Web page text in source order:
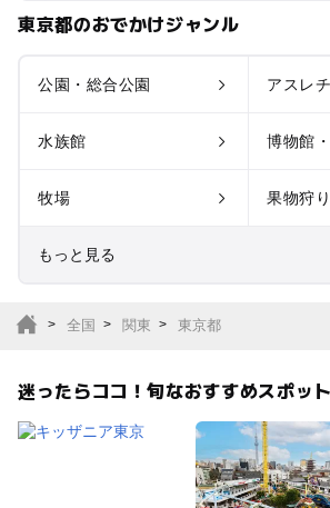
東京都のおでかけジャンル
公園・総合公園 アスレ
水族館 博物館
牧場 果物狩
もっと見る
サファリパーク
植物園
ク
バーベ
全国 関東 東京都
迷ったらココ！旬なおすすめスポット